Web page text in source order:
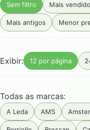
Sem filtro Mais
Mais antigos Menor
Exibir: 12 por página
Todas as marcas:
A Leda AMS